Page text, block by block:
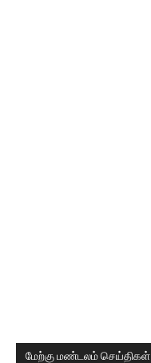
மேற்கு மண்டலம் செய்திகள்